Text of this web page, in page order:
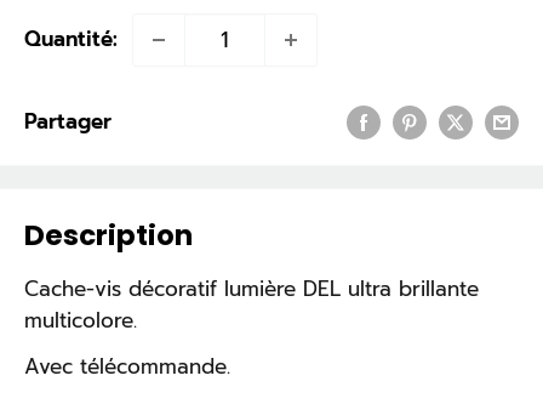
Quantité:
Partager
Description
Cache-vis décoratif lumière DEL ultra brillante
multicolore.
Avec télécommande.